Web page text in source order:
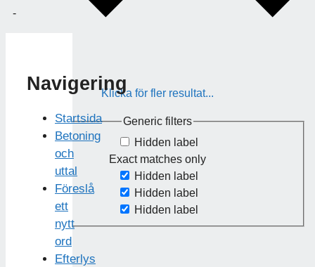
Klicka för fler resultat...
Generic filters
Hidden label
Exact matches only
Hidden label
Hidden label
Hidden label
-
Navigering
Startsida
Betoning
och
uttal
Föreslå
ett
nytt
ord
Efterlys